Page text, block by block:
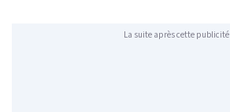
La suite après cette publicité